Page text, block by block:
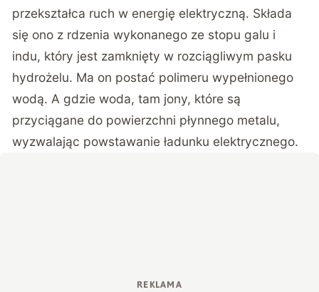
przekształca ruch w energię elektryczną. Składa
się ono z rdzenia wykonanego ze stopu galu i
indu, który jest zamknięty w rozciągliwym pasku
hydrożelu. Ma on postać polimeru wypełnionego
wodą. A gdzie woda, tam jony, które są
przyciągane do powierzchni płynnego metalu,
wyzwalając powstawanie ładunku elektrycznego.